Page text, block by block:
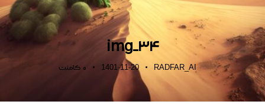
img_34
RADFAR_AI
1401-11-20
0 کامنت